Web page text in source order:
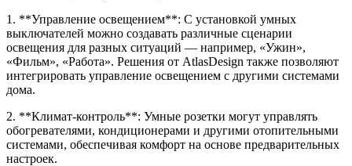
1. **Управление освещением**: С установкой умных
выключателей можно создавать различные сценарии
освещения для разных ситуаций — например, «Ужин»,
«Фильм», «Работа». Решения от AtlasDesign также позволяют
интегрировать управление освещением с другими системами
дома.
2. **Климат-контроль**: Умные розетки могут управлять
обогревателями, кондиционерами и другими отопительными
системами, обеспечивая комфорт на основе предварительных
настроек.